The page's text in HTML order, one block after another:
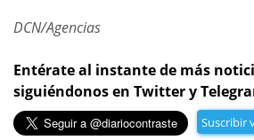
DCN/Agencias
Entérate al instante de más
siguiéndonos en Twitter y
Suscribir